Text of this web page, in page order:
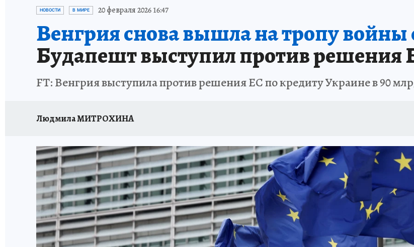
ИСПЫТАНО НА СЕБЕ
НОВОСТИ В МИРЕ 20 февраля 2026 16:47
Венгрия снова вышла на тропу
Будапешт выступил против решения
FT: Венгрия выступила против решения ЕС по кредиту Украине в 90
Людмила МИТРОХИНА